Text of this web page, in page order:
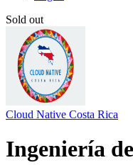
Sold out
Cloud Native Costa Rica
Ingeniería